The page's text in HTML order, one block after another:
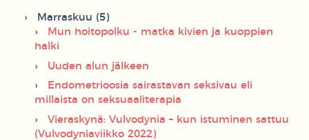
Marraskuu (5)
Mun hoitopolku - matka kivien ja kuoppien
halki
Uuden alun jälkeen
Endometrioosia sairastavan seksivau eli
millaista on seksuaaliterapia
Vieraskynä: Vulvodynia – kun istuminen sattuu
(Vulvodyniaviikko 2022)